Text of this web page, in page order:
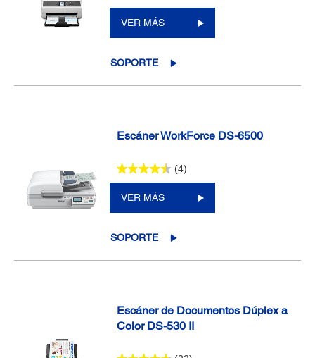
VER MÁS
SOPORTE
Escáner WorkForce DS-6500
(4)
VER MÁS
SOPORTE
Escáner de Documentos Dúplex a
Color DS-530 II